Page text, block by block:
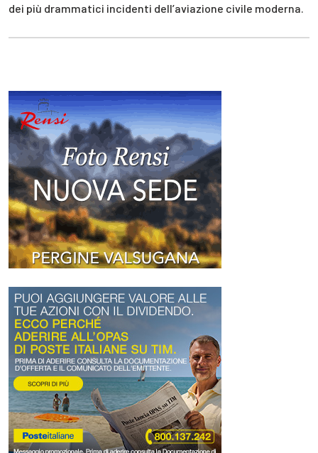
dei più drammatici incidenti dell’aviazione civile moderna.